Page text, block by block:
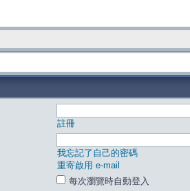
註冊
我忘記了自己的密碼
重寄啟用 e-mail
每次瀏覽時自動登入